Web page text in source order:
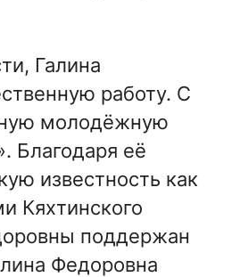
Галина
работу. С
молодёжную
Благодаря её
известность как
Кяхтинского
поддержан
Федоровна